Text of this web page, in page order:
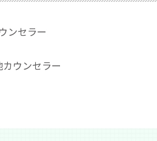
ンセラー
カウンセラー